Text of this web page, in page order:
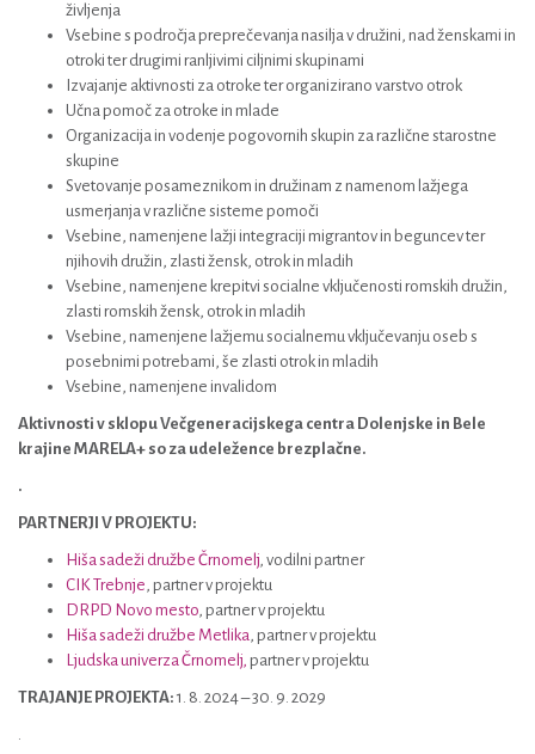
življenja
Vsebine s področja preprečevanja nasilja v družini, nad ženskami in
otroki ter drugimi ranljivimi ciljnimi skupinami
Izvajanje aktivnosti za otroke ter organizirano varstvo otrok
Učna pomoč za otroke in mlade
Organizacija in vodenje pogovornih skupin za različne starostne
skupine
Svetovanje posameznikom in družinam z namenom lažjega
usmerjanja v različne sisteme pomoči
Vsebine, namenjene lažji integraciji migrantov in beguncev ter
njihovih družin, zlasti žensk, otrok in mladih
Vsebine, namenjene krepitvi socialne vključenosti romskih družin,
zlasti romskih žensk, otrok in mladih
Vsebine, namenjene lažjemu socialnemu vključevanju oseb s
posebnimi potrebami, še zlasti otrok in mladih
Vsebine, namenjene invalidom
Aktivnosti v sklopu Večgeneracijskega centra Dolenjske in Bele
krajine MARELA+ so za udeležence brezplačne.
.
PARTNERJI V PROJEKTU:
Hiša sadeži družbe Črnomelj, vodilni partner
CIK Trebnje, partner v projektu
DRPD Novo mesto, partner v projektu
Hiša sadeži družbe Metlika, partner v projektu
Ljudska univerza Črnomelj, partner v projektu
TRAJANJE PROJEKTA: 1. 8. 2024 – 30. 9. 2029
.